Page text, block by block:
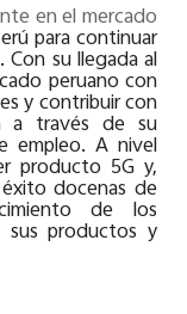
en el mercado
para continuar
su llegada al
peruano con
y contribuir con
a través de su
empleo. A nivel
producto 5G y,
docenas de
de los
sus productos y